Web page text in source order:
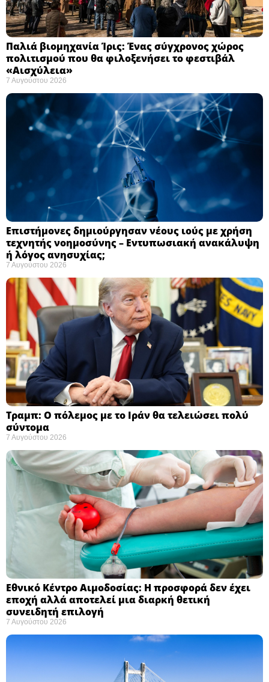
Παλιά βιομηχανία Ίρις: Ένας σύγχρονος χώρος
πολιτισμού που θα φιλοξενήσει το φεστιβάλ
«Αισχύλεια» ​
7 Αυγούστου 2026
Επιστήμονες δημιούργησαν νέους ιούς με χρήση
τεχνητής νοημοσύνης – Εντυπωσιακή ανακάλυψη
ή λόγος ανησυχίας; ​
7 Αυγούστου 2026
Τραμπ: Ο πόλεμος με το Ιράν θα τελειώσει πολύ
σύντομα ​
7 Αυγούστου 2026
Εθνικό Κέντρο Αιμοδοσίας: H προσφορά δεν έχει
εποχή αλλά αποτελεί μια διαρκή θετική
συνειδητή επιλογή ​
7 Αυγούστου 2026